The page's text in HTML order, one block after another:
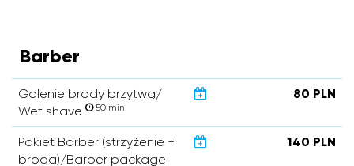
Barber
Golenie brody brzytwą/
Wet shave
50 min
80 PLN
Pakiet Barber (strzyżenie +
broda)/Barber package
140 PLN